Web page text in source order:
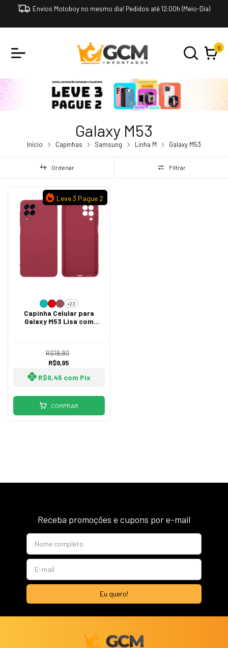
Envios Motoboy no mesmo dia! Pedidos até 12:00h (Meio-Dia)
0
Galaxy M53
Início Capinhas Samsung Linha M Galaxy M53
Ordenar Filtrar
Leve 3 Pague 2
+23
Capinha Celular para
Galaxy M53 Lisa com
R$19,90
R$9,95
R$9,45 com Pix
COMPRAR
Receba promoções e cupons por e-mail